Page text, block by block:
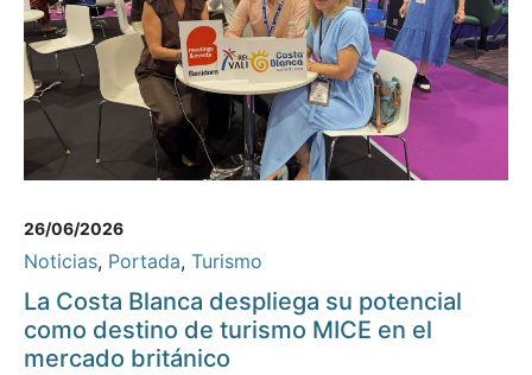
26/06/2026
Noticias, Portada, Turismo
La Costa Blanca despliega su potencial
como destino de turismo MICE en el
mercado británico